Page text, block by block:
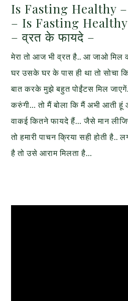
Is Fasting Healthy
– Is Fasting
– व्रत के फायदे –
मेरा तो आज भी व्रत है.. आ जाओ मिल
घर उसके घर के पास ही था तो सोचा
बात करके मुझे बहुत पोईंटस मिल
करुंगी… तो मैं बोला कि मैं अभी आती हूं
वाकई कितने फायदे हैं… जैसे मान
तो हमारी पाचन क्रिया सही होती है..
है तो उसे आराम मिलता है…